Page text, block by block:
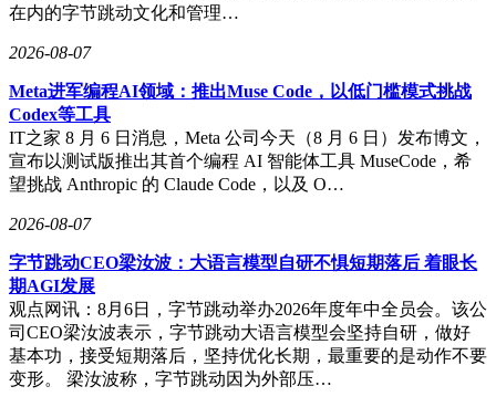
在内的字节跳动文化和管理…
2026-08-07
Meta进军编程AI领域：推出Muse Code，以低门槛模式挑战
Codex等工具
IT之家 8 月 6 日消息，Meta 公司今天（8 月 6 日）发布博文，
宣布以测试版推出其首个编程 AI 智能体工具 MuseCode，希
望挑战 Anthropic 的 Claude Code，以及 O…
2026-08-07
字节跳动CEO梁汝波：大语言模型自研不惧短期落后 着眼长
期AGI发展
观点网讯：8月6日，字节跳动举办2026年度年中全员会。该公
司CEO梁汝波表示，字节跳动大语言模型会坚持自研，做好
基本功，接受短期落后，坚持优化长期，最重要的是动作不要
变形。 梁汝波称，字节跳动因为外部压…